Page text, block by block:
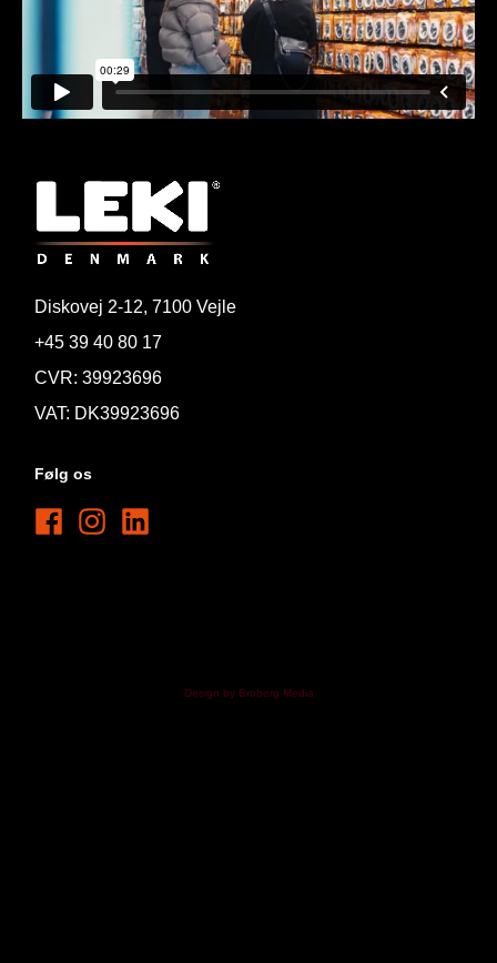
Diskovej 2-12, 7100 Vejle
+45 39 40 80 17
CVR: 39923696
VAT: DK39923696
Følg os
Design by Broberg Media